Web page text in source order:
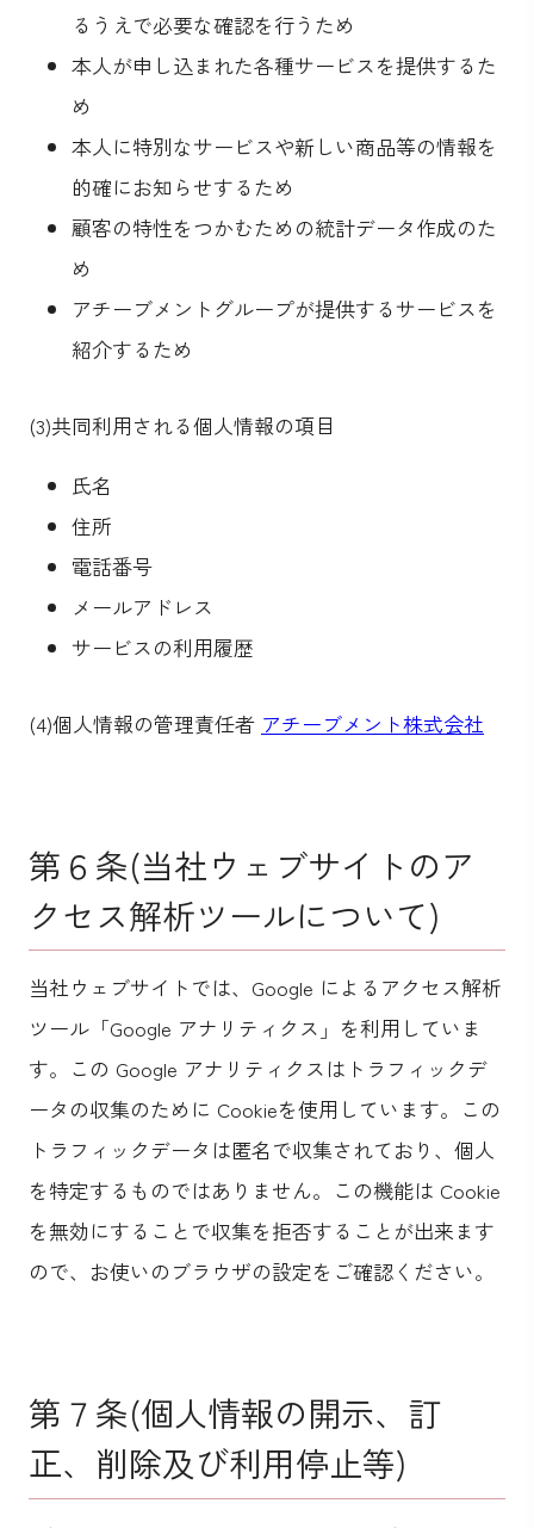
るうえで必要な確認を行うため
本人が申し込まれた各種サービスを提供するた
め
本人に特別なサービスや新しい商品等の情報を
的確にお知らせするため
顧客の特性をつかむための統計データ作成のた
め
アチーブメントグループが提供するサービスを
紹介するため
(3)共同利用される個人情報の項目
氏名
住所
電話番号
メールアドレス
サービスの利用履歴
(4)個人情報の管理責任者 アチーブメント株式会社
第６条(当社ウェブサイトのア
クセス解析ツールについて)
当社ウェブサイトでは、Google によるアクセス解析
ツール「Google アナリティクス」を利用していま
す。この Google アナリティクスはトラフィックデ
ータの収集のために Cookieを使用しています。この
トラフィックデータは匿名で収集されており、個人
を特定するものではありません。この機能は Cookie
を無効にすることで収集を拒否することが出来ます
ので、お使いのブラウザの設定をご確認ください。
第７条(個人情報の開示、訂
正、削除及び利用停止等)